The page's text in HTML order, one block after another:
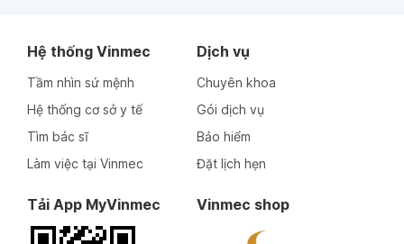
Hệ thống Vinmec
Tầm nhìn sứ mệnh
Hệ thống cơ sở y tế
Tìm bác sĩ
Làm việc tại Vinmec
Dịch vụ
Chuyên khoa
Gói dịch vụ
Bảo hiểm
Đặt lịch hẹn
Tải App MyVinmec Vinmec shop